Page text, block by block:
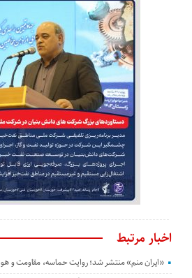
اخبار مرتبط
«ایران منم» منتشر شد؛ روایت حماسه، مقاومت و